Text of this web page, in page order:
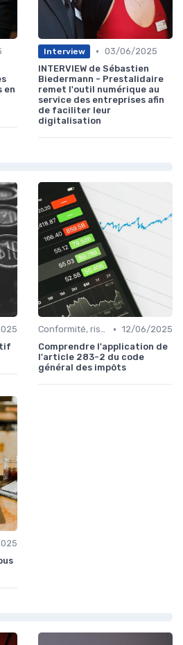
en
Interview • 03/06/2025
INTERVIEW de Sébastien
Biedermann - Prestalidaire
remet l'outil numérique au
service des entreprises afin
de faciliter leur
digitalisation
Conformité, risques & réglementation • 12/06/2025
Comprendre l'application de
l'article 283-2 du code
général des impôts